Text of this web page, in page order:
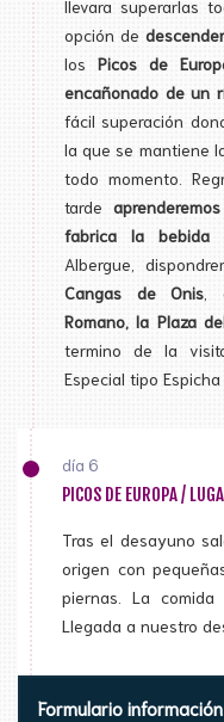
llevara superarlas
opción de
los Picos de
encañonado de un
fácil superación
la que se mantiene
todo momento.
tarde
fabrica la bebida
Albergue,
Cangas de Onis ,
Romano, la Plaza
termino de la
Especial tipo
día 6
PICOS DE EUROPA /
Tras el desayuno
origen con
piernas. La
Llegada a nuestro
Formulario